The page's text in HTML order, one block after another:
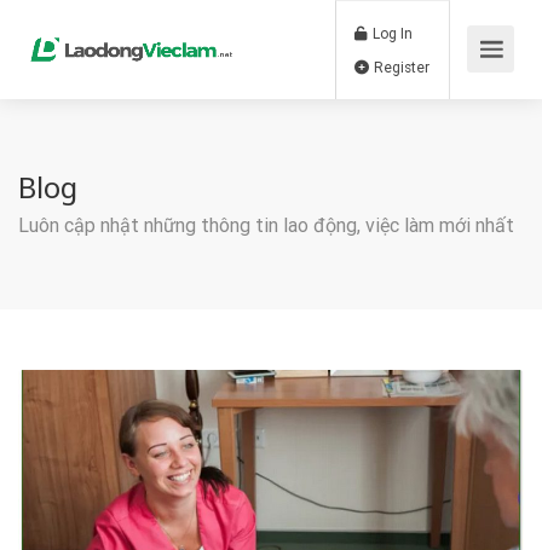
Log In
Blog
Luôn cập nhật những thông tin lao động, việc làm mới nhất